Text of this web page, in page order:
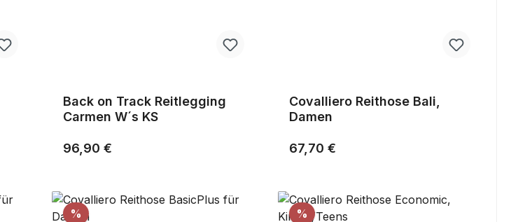
Back on Track Reitlegging
Carmen W´s KS
Regulärer Preis:
96,90 €
Covalliero Reithose Bali,
Damen
Regulärer Preis:
67,70 €
% Rabatt % Rabatt